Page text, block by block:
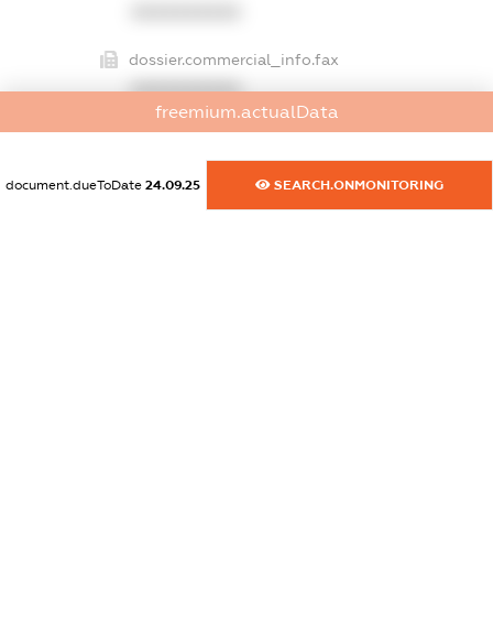
dossier.commercial_info.fax
XXXXXXXXXX
dossier.commercial_info.email
XXXXXXXXXX
dossier.commercial_info.website
freemium.actualData
document.dueToDate 24.09.25 SEARCH.ONMONITORING